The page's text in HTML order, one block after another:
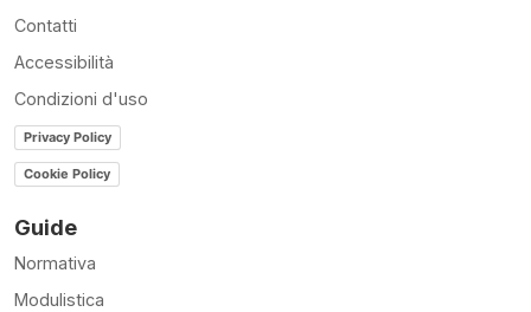
Contatti
Accessibilità
Condizioni d'uso
Privacy Policy
Cookie Policy
Guide
Normativa
Modulistica